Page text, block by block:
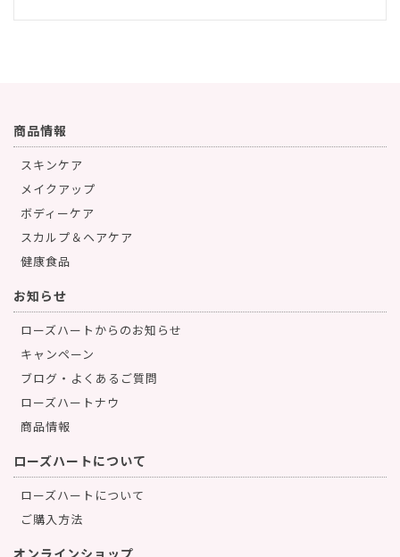
商品情報
スキンケア
メイクアップ
ボディーケア
スカルプ＆ヘアケア
健康食品
お知らせ
ローズハートからのお知らせ
キャンペーン
ブログ・よくあるご質問
ローズハートナウ
商品情報
ローズハートについて
ローズハートについて
ご購入方法